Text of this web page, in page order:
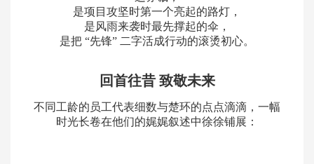
是项目攻坚时第一个亮起的路灯，
是风雨来袭时最先撑起的伞，
是把 “先锋” 二字活成行动的滚烫初心。
回首往昔 致敬未来
不同工龄的员工代表细数与楚环的点点滴滴，一幅
时光长卷在他们的娓娓叙述中徐徐铺展：